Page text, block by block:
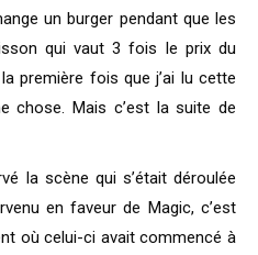
un burger pendant que les
qui vaut 3 fois le prix du
première fois que j’ai lu cette
chose. Mais c’est la suite de
la scène qui s’était déroulée
en faveur de Magic, c’est
où celui-ci avait commencé à